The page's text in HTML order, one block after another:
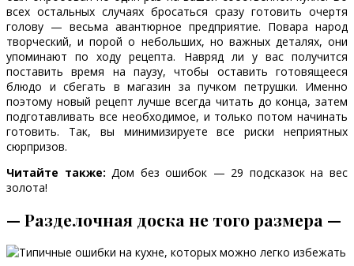
всех остальных случаях бросаться сразу готовить очертя
голову — весьма авантюрное предприятие. Повара народ
творческий, и порой о небольших, но важных деталях, они
упоминают по ходу рецепта. Навряд ли у вас получится
поставить время на паузу, чтобы оставить готовящееся
блюдо и сбегать в магазин за пучком петрушки. Именно
поэтому новый рецепт лучше всегда читать до конца, затем
подготавливать все необходимое, и только потом начинать
готовить. Так, вы минимизируете все риски неприятных
сюрпризов.
Читайте также: Дом без ошибок — 29 подсказок на вес
золота!
— Разделочная доска не того размера —